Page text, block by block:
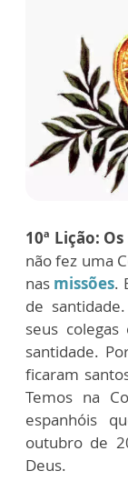
10ª Lição:
não fez uma
nas missões.
de
seus
santidade.
ficaram
Temos na
espanhóis
outubro de
Deus.